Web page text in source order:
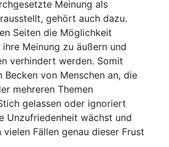
Meinung als
gehört auch dazu.
Seiten die Möglichkeit
Meinung zu äußern und
verhindert werden. Somit
Becken von Menschen an, die
mehreren Themen
gelassen oder ignoriert
Unzufriedenheit wächst und
Fällen genau dieser Frust